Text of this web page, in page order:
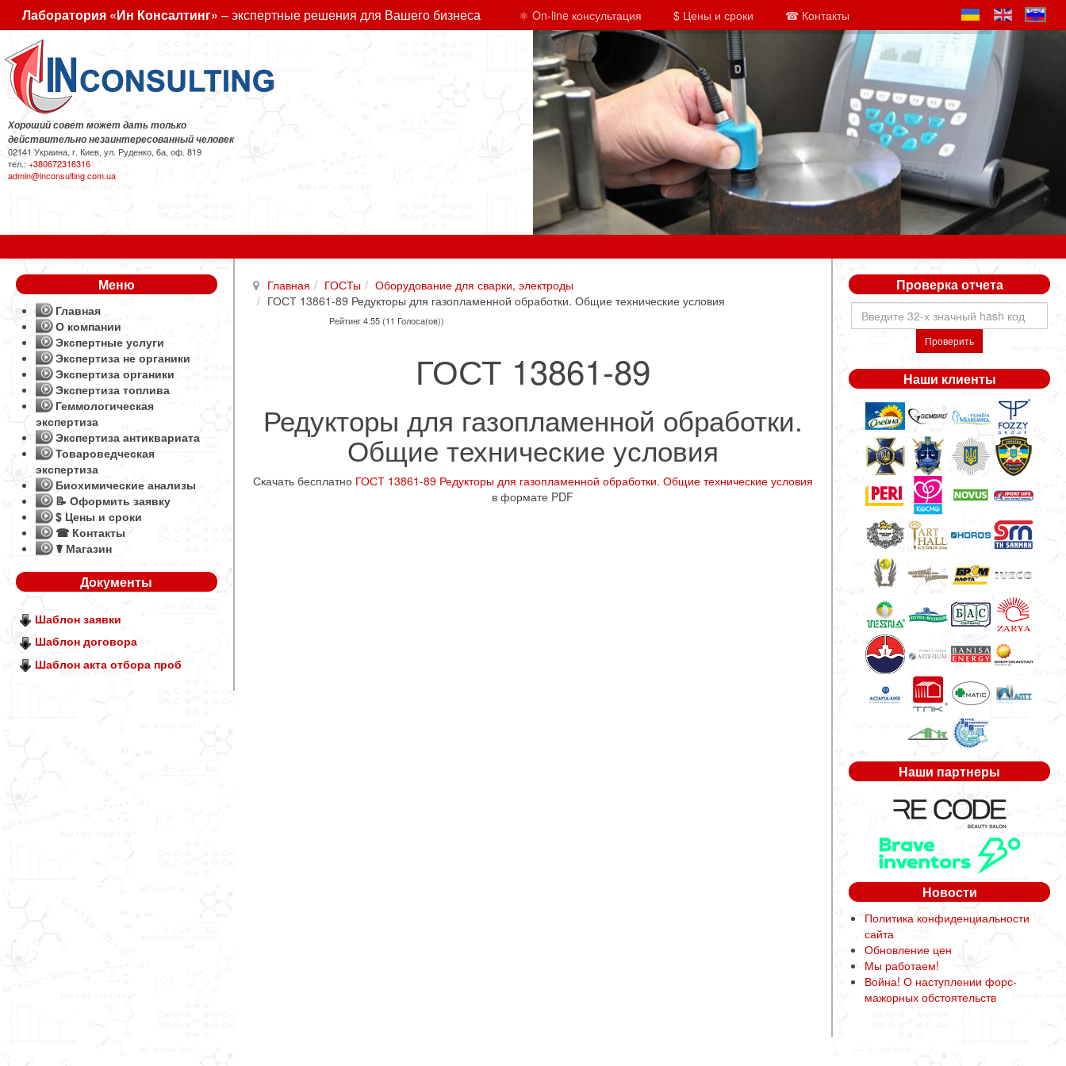
Лаборатория «Ин Консалтинг» – экспертные решения для Вашего бизнеса ⚛ On-line консультация $ Цены и сроки ☎ Контакты
Хороший совет может дать только
действительно незаинтересованный человек
02141 Украина, г. Киев, ул. Руденко, 6а, оф. 819
тел.:+380672316316
admin@inconsulting.com.ua
Главная ГОСТы
Оборудование для сварки, электроды
ГОСТ 13861-89 Редукторы для газопламенной обработки. Общие технические условия
Рейтинг 4.55 (11 Голоса(ов))
ГОСТ 13861-89
Редукторы для газопламенной обработки.
Общие технические условия
Скачать бесплатно ГОСТ 13861-89 Редукторы для газопламенной обработки. Общие технические условия
в формате PDF
Меню
Главная
О компании
Экспертные услуги
Экспертиза не органики
Экспертиза органики
Экспертиза топлива
Геммологическая
экспертиза
Экспертиза антиквариата
Товароведческая
экспертиза
Биохимические анализы
📝 Оформить заявку
$ Цены и сроки
☎ Контакты
☤ Магазин
Документы
Шаблон заявки
Шаблон договора
Шаблон акта отбора проб
Проверка отчета
Проверить
Наши клиенты
Наши партнеры
Новости
Политика конфиденциальности
сайта
Обновление цен
Мы работаем!
Война! О наступлении форс-
мажорных обстоятельств